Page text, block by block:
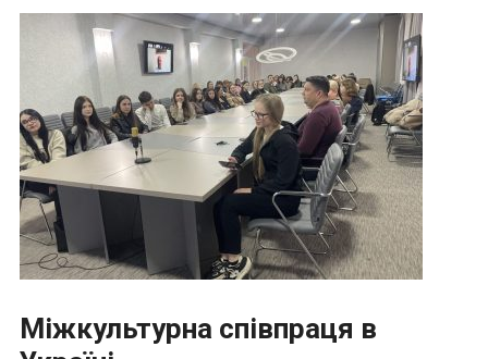
Міжкультурна співпраця в